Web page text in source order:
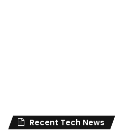
Recent Tech News